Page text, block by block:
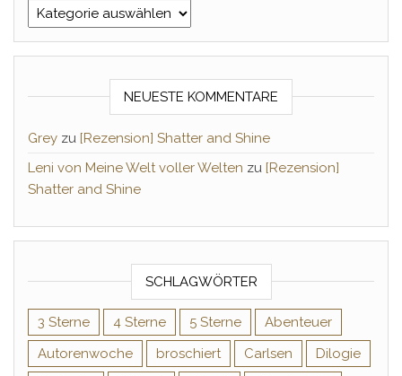
Kategorien
NEUESTE KOMMENTARE
Grey zu [Rezension] Shatter and Shine
Leni von Meine Welt voller Welten zu [Rezension]
Shatter and Shine
SCHLAGWÖRTER
3 Sterne 4 Sterne 5 Sterne
Abenteuer
Autorenwoche
broschiert Carlsen
Dilogie